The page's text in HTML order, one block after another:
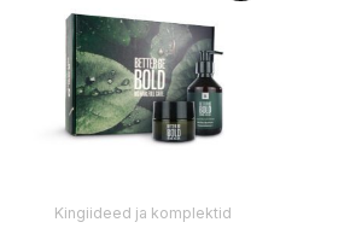
Kingiideed ja komplektid
49.99 €.44.99 €.